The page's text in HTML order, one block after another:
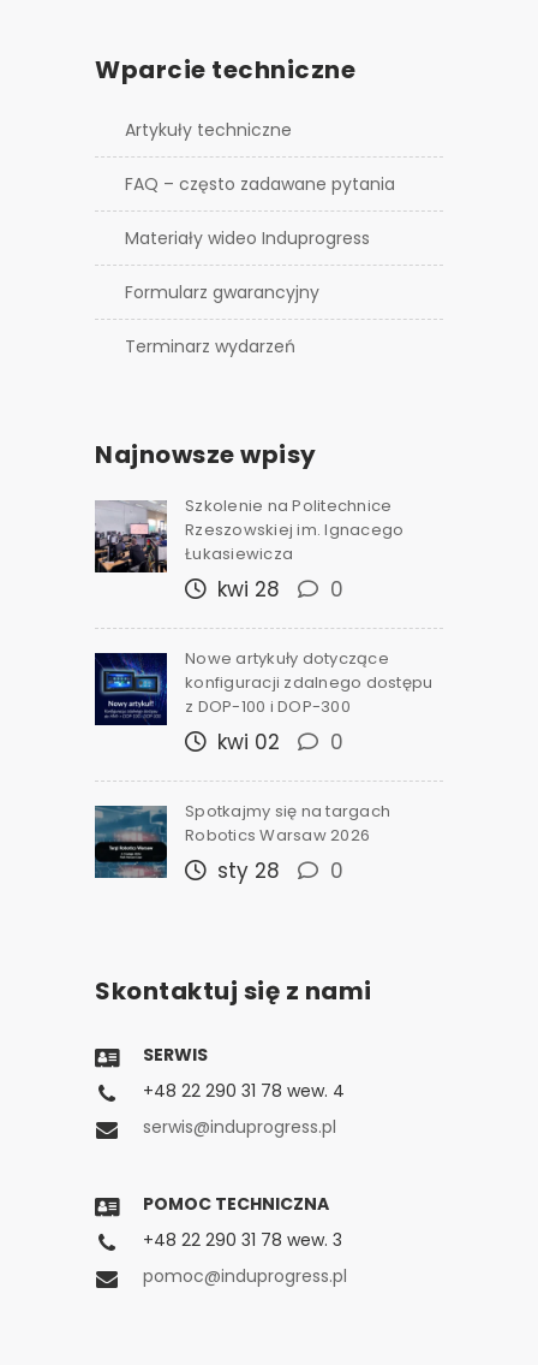
Wparcie techniczne
Artykuły techniczne
FAQ – często zadawane pytania
Materiały wideo Induprogress
Formularz gwarancyjny
Terminarz wydarzeń
Najnowsze wpisy
Szkolenie na Politechnice
Rzeszowskiej im. Ignacego
Łukasiewicza
kwi 28 0
Nowe artykuły dotyczące
konfiguracji zdalnego dostępu
z DOP-100 i DOP-300
kwi 02 0
Spotkajmy się na targach
Robotics Warsaw 2026
sty 28 0
Skontaktuj się z nami
SERWIS
+48 22 290 31 78 wew. 4
serwis@induprogress.pl
POMOC TECHNICZNA
+48 22 290 31 78 wew. 3
pomoc@induprogress.pl